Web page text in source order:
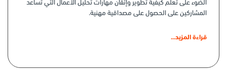
الضوء على تعلم كيفية تطوير وإتقان مهارات تحليل الأعمال التي تساعد
المشاركين على الحصول على مصداقية مهنية.
تساعدك دورة شهادة PBA على فهم مبادئ وممارسات وتقنيات دليل
قراءة المزيد...